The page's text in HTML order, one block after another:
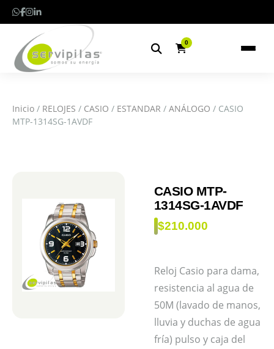
0
Inicio / RELOJES / CASIO / ESTANDAR / ANÁLOGO / CASIO
MTP-1314SG-1AVDF
CASIO MTP-
1314SG-1AVDF
$210.000
Reloj Casio para dama,
resistencia al agua de
50M (lavado de manos,
lluvia y duchas de agua
fría) pulso y caja del